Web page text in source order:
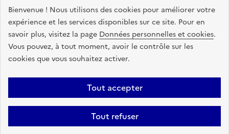
Bienvenue ! Nous utilisons des cookies pour améliorer votre
expérience et les services disponibles sur ce site. Pour en
savoir plus, visitez la page Données personnelles et cookies.
Vous pouvez, à tout moment, avoir le contrôle sur les
cookies que vous souhaitez activer.
Tout accepter
Tout refuser
avec le système de design de l’État.
legifrance.gouv.fr
info.gouv.fr
service-public.gouv.fr
data.gouv.fr
Plan du site Accessibilite : non conforme
Mentions légales
Politique de confidentialité
Gestion des cookies FAQ
Kit de
Statistiques Code source